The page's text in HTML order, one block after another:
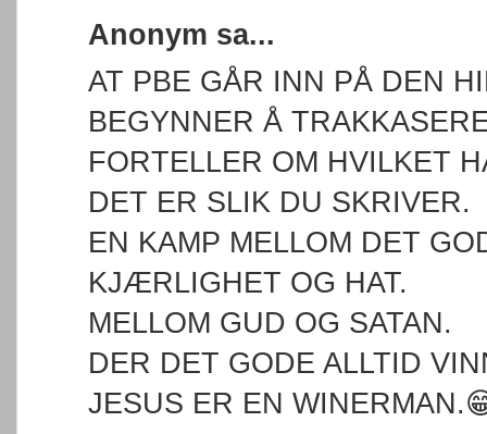
Anonym sa...
AT PBE GÅR INN PÅ DEN
BEGYNNER Å
FORTELLER OM HVILKET
DET ER SLIK DU SKRIVER.
EN KAMP MELLOM DET
KJÆRLIGHET OG HAT.
MELLOM GUD OG SATAN.
DER DET GODE ALLTID
JESUS ER EN